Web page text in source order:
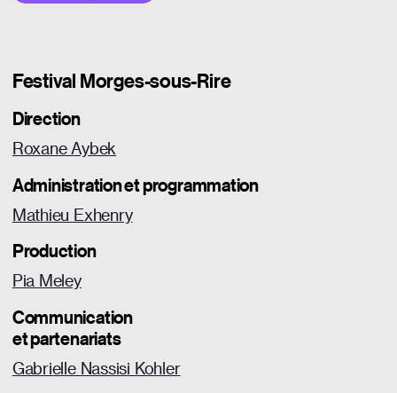
Festival Morges-sous-Rire
Direction
Roxane Aybek
Administration et programmation
Mathieu Exhenry
Production
Pia Meley
Communication
et partenariats
Gabrielle Nassisi Kohler